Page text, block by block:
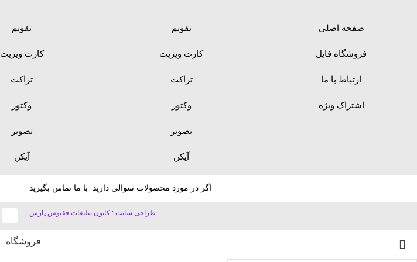
صفحه اصلی
فروشگاه فایل
ارتباط با ما
اشتراک ویژه
تقویم
کارت ویزیت
تراکت
وکتور
تصویر
آیکن
تقویم
کارت ویزیت
تراکت
وکتور
تصویر
آیکن
اگر در مورد محصولات سوالی دارید با ما تماس بگیرید
طراحی سایت : کانون تبلیغات ققنوس پارس
فروشگاه